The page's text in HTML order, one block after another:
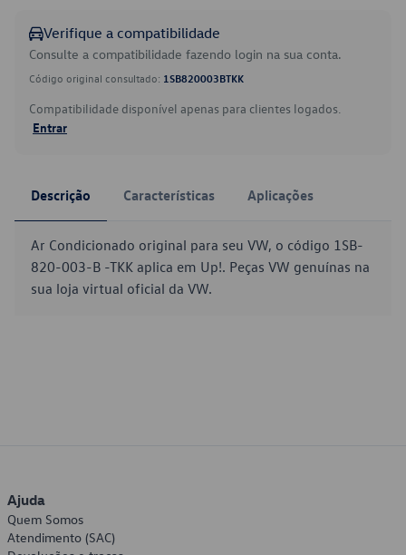
Verifique a compatibilidade
Consulte a compatibilidade fazendo login na sua conta.
Código original consultado: 1SB820003BTKK
Compatibilidade disponível apenas para clientes logados.
Entrar
Descrição Características Aplicações
Ar Condicionado original para seu VW, o código 1SB-
820-003-B -TKK aplica em Up!. Peças VW genuínas na
sua loja virtual oficial da VW.
Ajuda
Quem Somos
Atendimento (SAC)